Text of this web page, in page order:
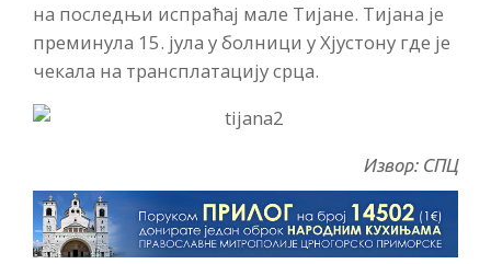
на последњи испраћај мале Тијане. Тијана је
преминула 15. јула у болници у Хјустону где је
чекала на трансплатацију срца.
Извор: СПЦ